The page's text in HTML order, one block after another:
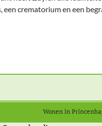
een crematorium en een
Wonen in